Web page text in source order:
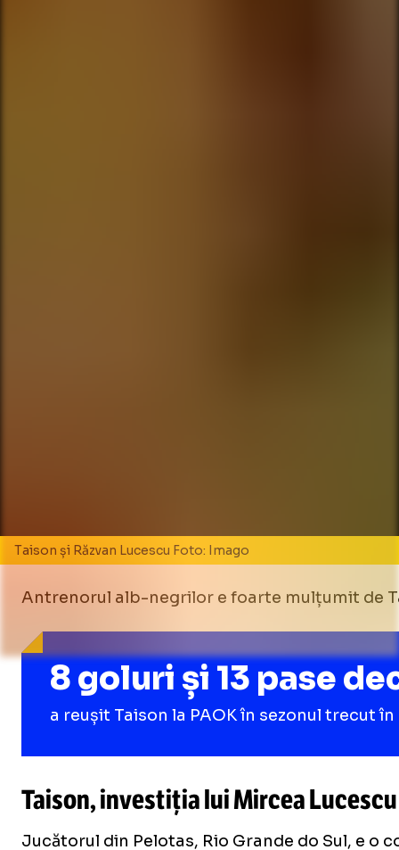
Taison și Răzvan Lucescu Foto: Imago
Antrenorul alb-negrilor e foarte mulțumit de
8 goluri și 13 pase
a reușit Taison la PAOK în sezonul trecut
Taison, investiția lui Mircea
Jucătorul din Pelotas, Rio Grande do Sul, e o